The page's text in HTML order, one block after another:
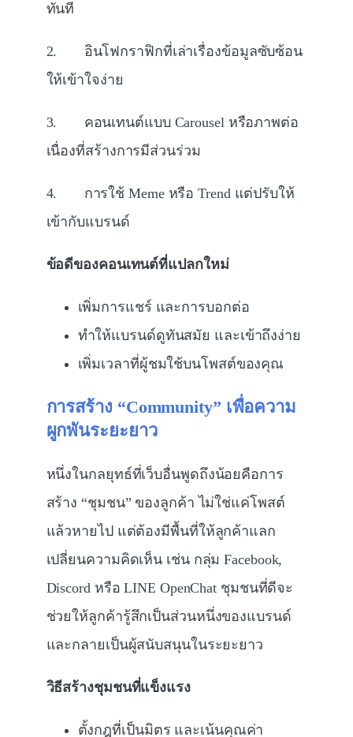
ทันที
2. อินโฟกราฟิกที่เล่าเรื่องข้อมูลซับซ้อน
ให้เข้าใจง่าย
3. คอนเทนต์แบบ Carousel หรือภาพต่อ
เนื่องที่สร้างการมีส่วนร่วม
4. การใช้ Meme หรือ Trend แต่ปรับให้
เข้ากับแบรนด์
ข้อดีของคอนเทนต์ที่แปลกใหม่
เพิ่มการแชร์ และการบอกต่อ
ทำให้แบรนด์ดูทันสมัย และเข้าถึงง่าย
เพิ่มเวลาที่ผู้ชมใช้บนโพสต์ของคุณ
การสร้าง “Community” เพื่อความ
ผูกพันระยะยาว
หนึ่งในกลยุทธ์ที่เว็บอื่นพูดถึงน้อยคือการ
สร้าง “ชุมชน” ของลูกค้า ไม่ใช่แค่โพสต์
แล้วหายไป แต่ต้องมีพื้นที่ให้ลูกค้าแลก
เปลี่ยนความคิดเห็น เช่น กลุ่ม Facebook,
Discord หรือ LINE OpenChat ชุมชนที่ดีจะ
ช่วยให้ลูกค้ารู้สึกเป็นส่วนหนึ่งของแบรนด์
และกลายเป็นผู้สนับสนุนในระยะยาว
วิธีสร้างชุมชนที่แข็งแรง
ตั้งกฎที่เป็นมิตร และเน้นคุณค่า